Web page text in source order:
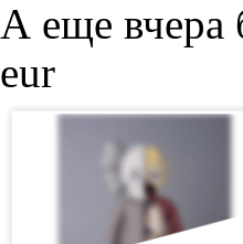
А еще вчера
eur